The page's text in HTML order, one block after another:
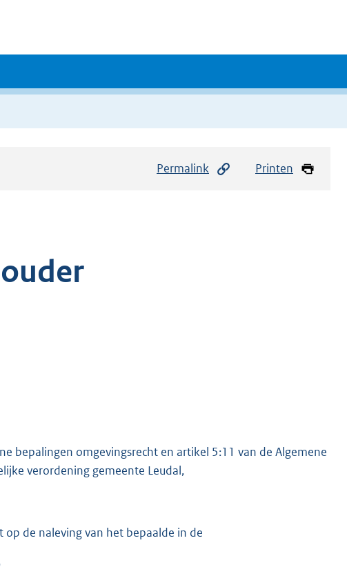
Permalink Printen
bepalingen omgevingsrecht en artikel 5:11 van de Algemene
verordening gemeente Leudal,
de naleving van het bepaalde in de